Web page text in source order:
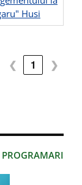
PROGRAMARI
Husi
❮ 1 ❯